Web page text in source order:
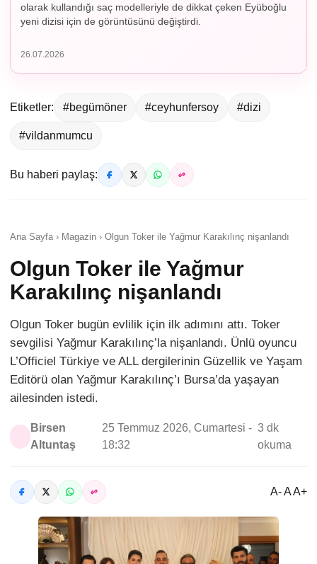
olarak kullandığı saç modelleriyle de dikkat çeken Eyüboğlu
yeni dizisi için de görüntüsünü değiştirdi.
26.07.2026
Etiketler: #begümöner #ceyhunfersoy #dizi
#vildanmumcu
Bu haberi paylaş:
Ana Sayfa › Magazin › Olgun Toker ile Yağmur Karakılınç nişanlandı
Olgun Toker ile Yağmur
Karakılınç nişanlandı
Olgun Toker bugün evlilik için ilk adımını attı. Toker
sevgilisi Yağmur Karakılınç’la nişanlandı. Ünlü oyuncu
L’Officiel Türkiye ve ALL dergilerinin Güzellik ve Yaşam
Editörü olan Yağmur Karakılınç’ı Bursa’da yaşayan
ailesinden istedi.
Birsen
Altuntaş
25 Temmuz 2026, Cumartesi -
18:32
3 dk
okuma
A- A A+